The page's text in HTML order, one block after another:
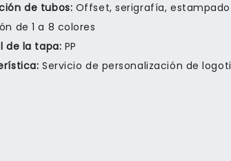
de tubos: Offset, serigrafía,
de 1 a 8 colores
de la tapa: PP
Servicio de personalización de